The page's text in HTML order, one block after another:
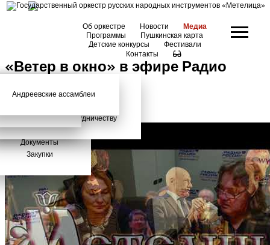
Об оркестре
История
Документы
Закупки
Новости
Анонсы
Медиа
Фото
Программы
Школьный абонемент
Приглашаем к сотрудничеству
Пушкинская карта
Детские конкурсы
2026 год
Фестивали
Андреевские ассамблеи
Контакты
«Ветер в окно» в эфире Радио